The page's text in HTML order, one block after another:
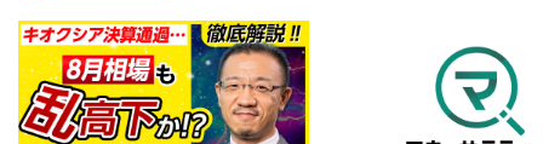
再生位置を示しています。再生したい位置をクリック
するとその位置から動画が再生されます。
6
画質/再生速度の設定
画質の選択/再生速度の変更ができます。